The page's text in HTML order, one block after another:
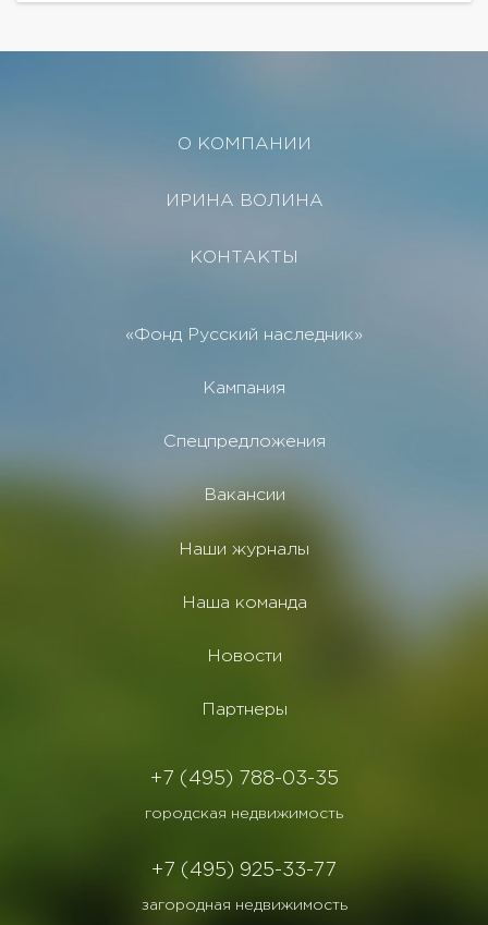
О КОМПАНИИ
ИРИНА ВОЛИНА
КОНТАКТЫ
«Фонд Русский наследник»
Кампания
Спецпредложения
Вакансии
Наши журналы
Наша команда
Новости
Партнеры
+7 (495) 788-03-35
городская недвижимость
+7 (495) 925-33-77
загородная недвижимость